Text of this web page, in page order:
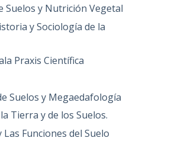
Suelos y Nutrición Vegetal
y Sociología de la
Praxis Científica
Suelos y Megaedafología
Tierra y de los Suelos.
Las Funciones del Suelo